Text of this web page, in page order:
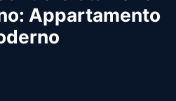
Appartamento